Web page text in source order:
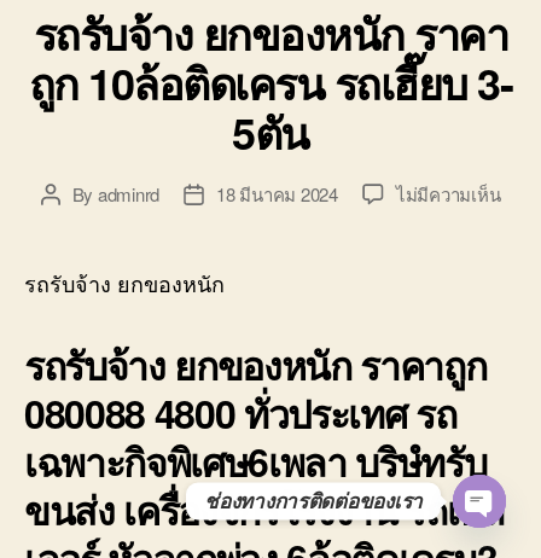
รถรับจ้าง ยกของหนัก ราคา
ถูก 10ล้อติดเครน รถเฮี๊ยบ 3-
5ตัน
PostBy adminrd
Post18 มีนาคม 2024 ไม่มีความเห็นบน
รถ
เฮี๊ยบ
รถรับจ้าง ยกของหนัก
รถรับจ้าง ยกของหนัก ราคาถูก
080088 4800 ทั่วประเทศ รถ
เฉพาะกิจพิเศษ6เพลา บริษํทรับ
ขนส่ง เครื่องจักรโรงงาน รถเทล
ช่องทางการติดต่อของเรา